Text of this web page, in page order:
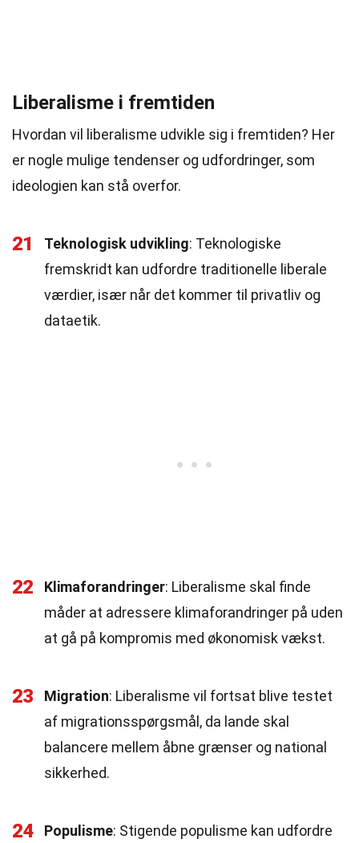
Liberalisme i fremtiden
Hvordan vil liberalisme udvikle sig i fremtiden? Her
er nogle mulige tendenser og udfordringer, som
ideologien kan stå overfor.
21 Teknologisk udvikling: Teknologiske
fremskridt kan udfordre traditionelle liberale
værdier, især når det kommer til privatliv og
dataetik.
22 Klimaforandringer: Liberalisme skal finde
måder at adressere klimaforandringer på uden
at gå på kompromis med økonomisk vækst.
23 Migration: Liberalisme vil fortsat blive testet
af migrationsspørgsmål, da lande skal
balancere mellem åbne grænser og national
sikkerhed.
24 Populisme: Stigende populisme kan udfordre